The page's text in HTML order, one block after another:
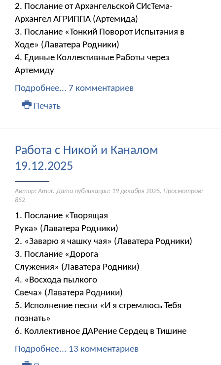
2. Послание от Архангельской СИсТема-
Архангел АГРИППА (Артемида)
3. Послание «Тонкий Поворот Испытания в
Ходе» (Лаватера Родники)
4. Единые Коллективные Работы через
Артемиду
Подробнее... 7 комментариев
Печать
Работа с Никой и Каналом
19.12.2025
Автор: Amur. Дата публикации: 19 декабря 2025. Просмотров:
852
1. Послание «Творящая
Рука» (Лаватера Родники)
2. «Заварю я чашку чая» (Лаватера Родники)
3. Послание «Дорога
Служения» (Лаватера Родники)
4. «Восхода пылкого
Свеча» (Лаватера Родники)
5. Исполнение песни «И я стремлюсь Тебя
познать»
6. Коллективное ДАРение Сердец в Тишине
Подробнее... 13 комментариев